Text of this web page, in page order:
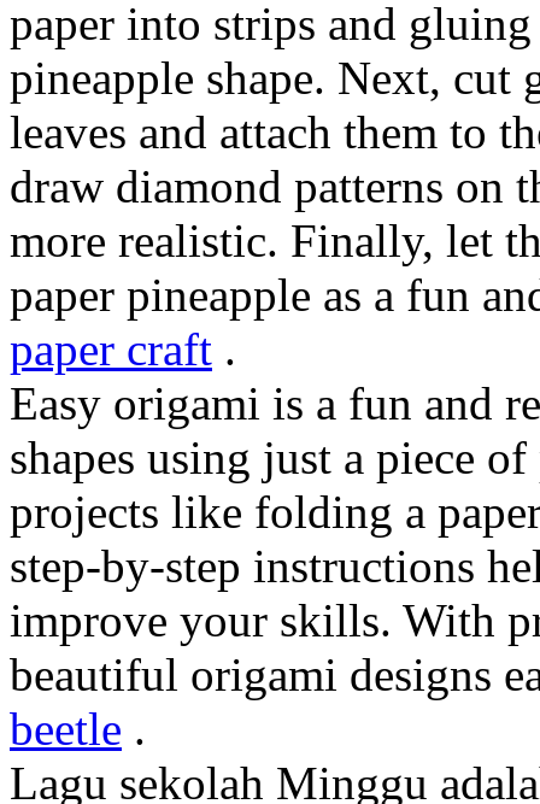
paper into strips and
pineapple shape. Next, cut
leaves and attach them to
draw diamond patterns on
more realistic. Finally, let
paper pineapple as a fun
paper craft .
Easy origami is a fun and
shapes using just a piece
projects like folding a
step-by-step instructions
improve your skills. With
beautiful origami designs
beetle .
Lagu sekolah Minggu